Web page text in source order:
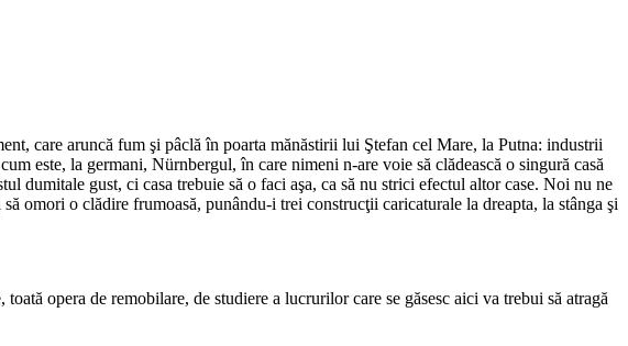
care aruncă fum şi pâclă în poarta mănăstirii lui Ştefan cel Mare, la Putna: in­dustrii
este, la germani, Nürnbergul, în care nimeni n-are voie să clădească o singură casă
dumitale gust, ci casa trebuie să o faci aşa, ca să nu strici efectul altor case. Noi nu ne
omori o clădire frumoasă, punându-i trei construcţii caricatu­rale la dreapta, la stânga şi
opera de remobilare, de studiere a lucrurilor care se găsesc aici va trebui să atragă